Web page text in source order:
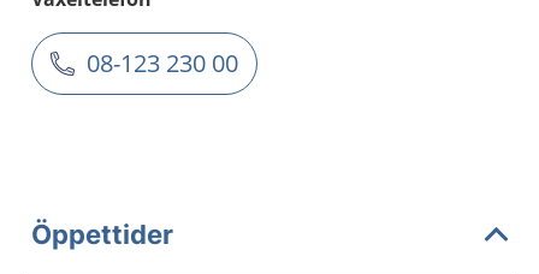
08-123 230 00
Öppettider